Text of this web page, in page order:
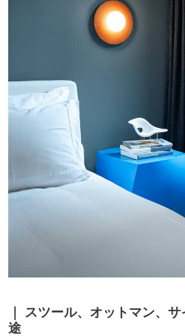
スツール、オットマン、
途